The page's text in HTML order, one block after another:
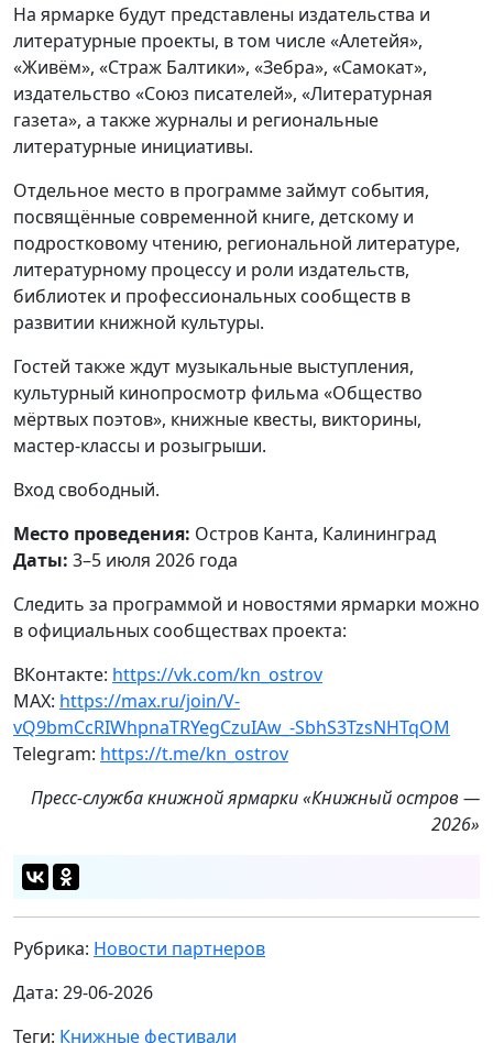
На ярмарке будут представлены издательства и
литературные проекты, в том числе «Алетейя»,
«Живём», «Страж Балтики», «Зебра», «Самокат»,
издательство «Союз писателей», «Литературная
газета», а также журналы и региональные
литературные инициативы.
Отдельное место в программе займут события,
посвящённые современной книге, детскому и
подростковому чтению, региональной литературе,
литературному процессу и роли издательств,
библиотек и профессиональных сообществ в
развитии книжной культуры.
Гостей также ждут музыкальные выступления,
культурный кинопросмотр фильма «Общество
мёртвых поэтов», книжные квесты, викторины,
мастер-классы и розыгрыши.
Вход свободный.
Место проведения: Остров Канта, Калининград
Даты: 3–5 июля 2026 года
Следить за программой и новостями ярмарки можно
в официальных сообществах проекта:
ВКонтакте: https://vk.com/kn_ostrov
MAX: https://max.ru/join/V-
vQ9bmCcRIWhpnaTRYegCzuIAw_-SbhS3TzsNHTqOM
Telegram: https://t.me/kn_ostrov
Пресс-службакнижной ярмарки «Книжный остров —
2026»
Рубрика: Новости партнеров
Дата: 29-06-2026
Теги: Книжные фестивали